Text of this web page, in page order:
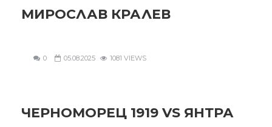
МИРОСЛАВ КРАЛЕВ
0 05.08.2025 1081 VIEWS
ЧЕРНОМОРЕЦ 1919 VS ЯНТРА